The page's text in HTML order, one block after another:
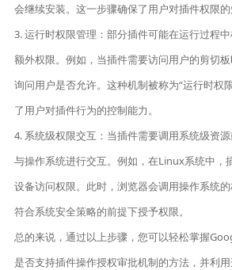
会继续安装。这一步骤确保了用户对插件权限的
3. 运行时权限管理：部分插件可能在运行过程
额外权限。例如，当插件需要访问用户的剪切
询问用户是否允许。这种机制被称为“运行时权
了用户对插件行为的控制能力。
4. 系统级权限交互：当插件需要调用系统级资
与操作系统进行交互。例如，在Linux系统中，
设备访问权限。此时，浏览器会调用操作系统
符合系统安全策略的前提下授予权限。
总的来说，通过以上步骤，您可以轻松掌握
是否支持插件操作授权审批机制的方法，并利